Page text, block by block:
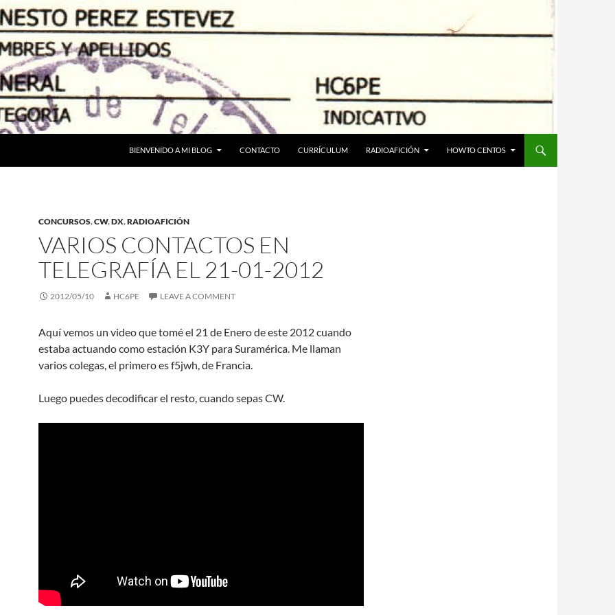
BIENVENIDO A MI BLOG CONTACTO CURRÍCULUM RADIOAFICIÓN HOWTO CENTOS
CONCURSOS,CW,DX,RADIOAFICIÓN
VARIOS CONTACTOS EN
TELEGRAFÍA EL 21-01-2012
2012/05/10 HC6PE LEAVE A COMMENT
Aquí vemos un video que tomé el 21 de Enero de este 2012 cuando
estaba actuando como estación K3Y para Suramérica. Me llaman
varios colegas, el primero es f5jwh, de Francia.
Luego puedes decodificar el resto, cuando sepas CW.